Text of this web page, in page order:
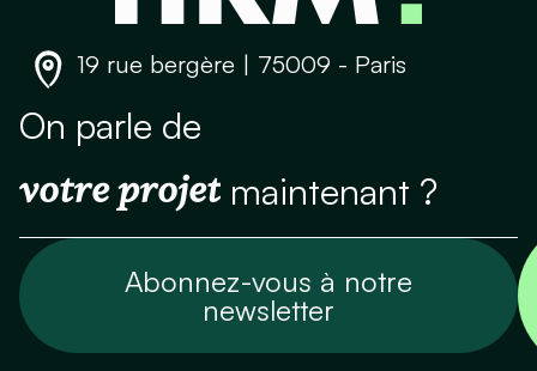
19 rue bergère | 75009 - Paris
On parle de
votre projet maintenant ?
Abonnez-vous à notre
newsletter